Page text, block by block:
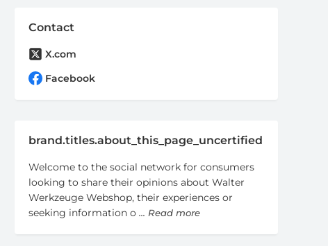
Contact
X.com
Facebook
brand.titles.about_this_page_uncertified
Welcome to the social network for consumers
looking to share their opinions about Walter
Werkzeuge Webshop, their experiences or
seeking information o ... Read more